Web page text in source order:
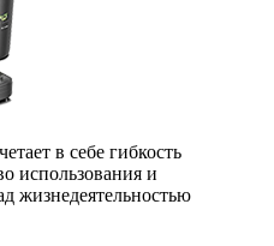
в себе гибкость
использования и
жизнедеятельностью